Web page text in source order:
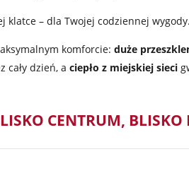
klatce – dla Twojej codziennej wygody.
komforcie: duże
dzień, a ciepło z miejskiej sieci
CENTRUM, BLISKO